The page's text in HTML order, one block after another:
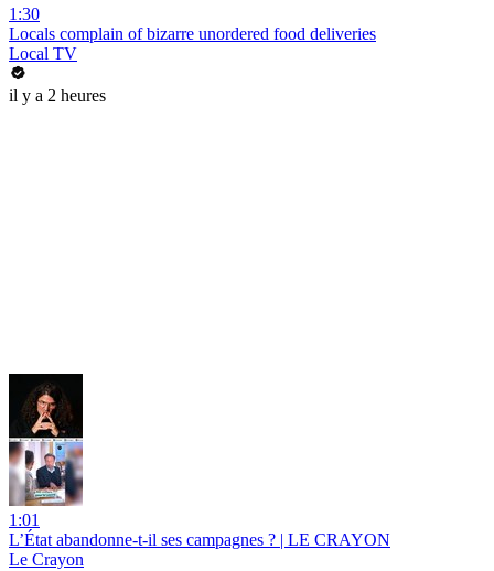
1:30
Locals complain of bizarre unordered food deliveries
Local TV
il y a 2 heures
1:01
L’État abandonne-t-il ses campagnes ? | LE CRAYON
Le Crayon